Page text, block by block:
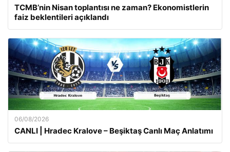
TCMB’nin Nisan toplantısı ne zaman? Ekonomistlerin
faiz beklentileri açıklandı
06/08/2026
CANLI | Hradec Kralove – Beşiktaş Canlı Maç Anlatımı